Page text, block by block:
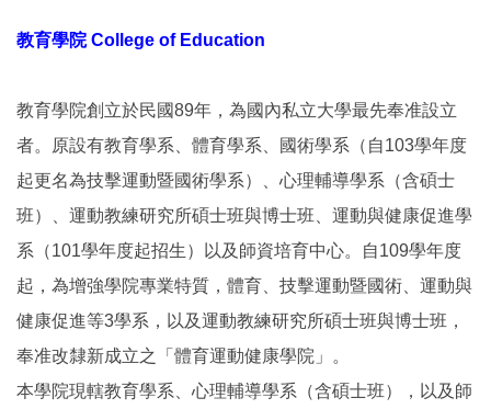
教育學院 College of Education
教育學院創立於民國89年，為國內私立大學最先奉准設立
者。原設有教育學系、體育學系、國術學系（自103學年度
起更名為技擊運動暨國術學系）、心理輔導學系（含碩士
班）、運動教練研究所碩士班與博士班、運動與健康促進學
系（101學年度起招生）以及師資培育中心。自109學年度
起，為增強學院專業特質，體育、技擊運動暨國術、運動與
健康促進等3學系，以及運動教練研究所碩士班與博士班，
奉准改隸新成立之「體育運動健康學院」。
本學院現轄教育學系、心理輔導學系（含碩士班），以及師